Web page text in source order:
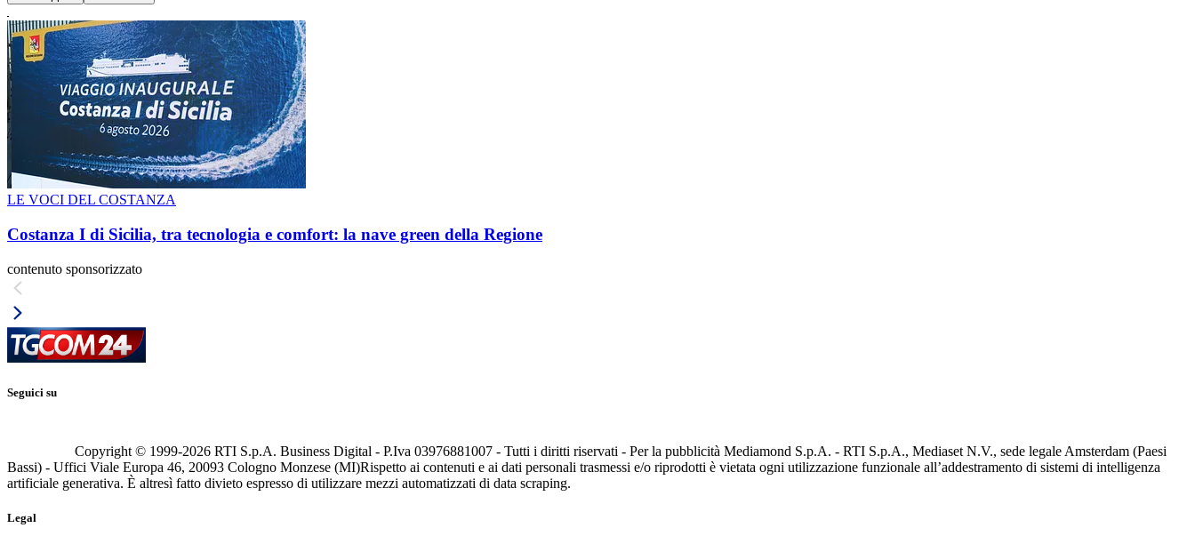
LE VOCI DEL COSTANZA
Costanza I di Sicilia, tra tecnologia e comfort: la nave green della Regione
contenuto sponsorizzato
Seguici su
Copyright © 1999-2026 RTI S.p.A. Business Digital - P.Iva 03976881007 - Tutti i diritti riservati - Per la pubblicità Mediamond S.p.A. - RTI S.p.A., Mediaset N.V., sede legale Amsterdam (Paesi
Bassi) - Uffici Viale Europa 46, 20093 Cologno Monzese (MI)Rispetto ai contenuti e ai dati personali trasmessi e/o riprodotti è vietata ogni utilizzazione funzionale all’addestramento di sistemi di intelligenza
artificiale generativa. È altresì fatto divieto espresso di utilizzare mezzi automatizzati di data scraping.
Legal